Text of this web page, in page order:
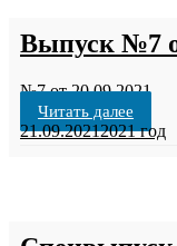
Выпуск №7
№7 от 20.09.2021
Читать далее
21.09.20212021 год